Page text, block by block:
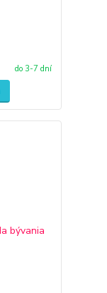
do 3-7 dní